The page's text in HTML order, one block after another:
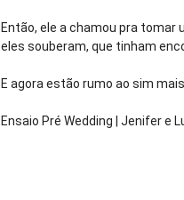
Então, ele a chamou pra
eles souberam, que tinham
E agora estão rumo ao sim
Ensaio Pré Wedding | Jenifer e